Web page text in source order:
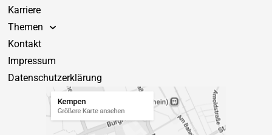
Karriere
Themen
Kontakt
Impressum
Datenschutzerklärung